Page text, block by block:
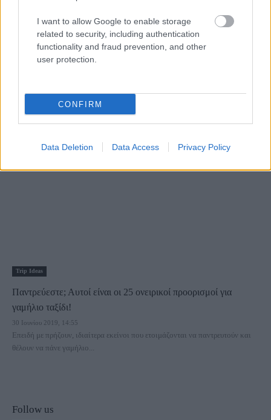
I want to allow Google to enable storage
related to security, including authentication
functionality and fraud prevention, and other
user protection.
CONFIRM
Data Deletion Data Access Privacy Policy
Καραϊβική: Οι καλύτεροι προορισμοί για ταξίδι του μέλιτος!
ναι; Υπάρχει...
Trip Ideas
Παντρεύεστε; Αυτοί είναι οι 25 ονειρικοί προορισμοί για
γαμήλιο ταξίδι!
30 Ιουνίου 2019, 14:55
Επειδή με πρήζουν, ιδιαίτερα εκείνοι που ετοιμάζονται να παντρευτούν και
θέλουν να πάνε γαμήλιο...
Follow us